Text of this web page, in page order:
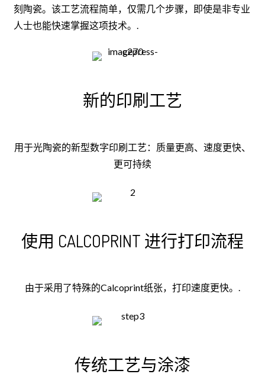
刻陶瓷。该工艺流程简单，仅需几个步骤，即使是非专业
人士也能快速掌握这项技术。.
新的印刷工艺
用于光陶瓷的新型数字印刷工艺：质量更高、速度更快、
更可持续
使用 CALCOPRINT 进行打印流程
由于采用了特殊的Calcoprint纸张，打印速度更快。.
传统工艺与涂漆